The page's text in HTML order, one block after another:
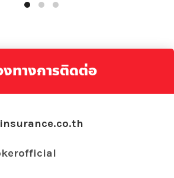
ทางการติดต่อ